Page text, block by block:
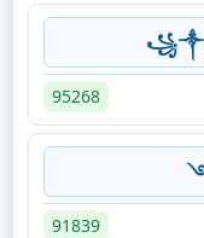
95268
91839